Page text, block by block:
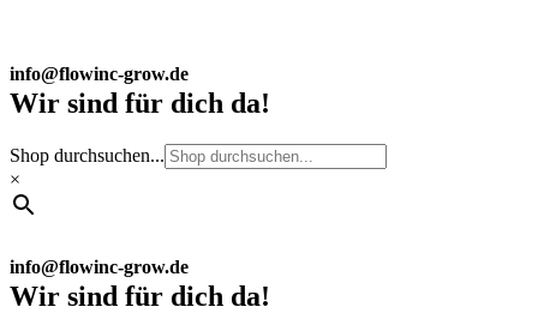
info@flowinc-grow.de
Wir sind für dich da!
Shop durchsuchen...
×
info@flowinc-grow.de
Wir sind für dich da!